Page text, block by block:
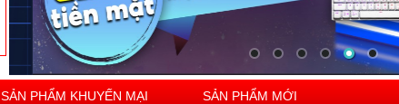
SẢN PHẨM KHUYẾN MẠI SẢN PHẨM MỚI